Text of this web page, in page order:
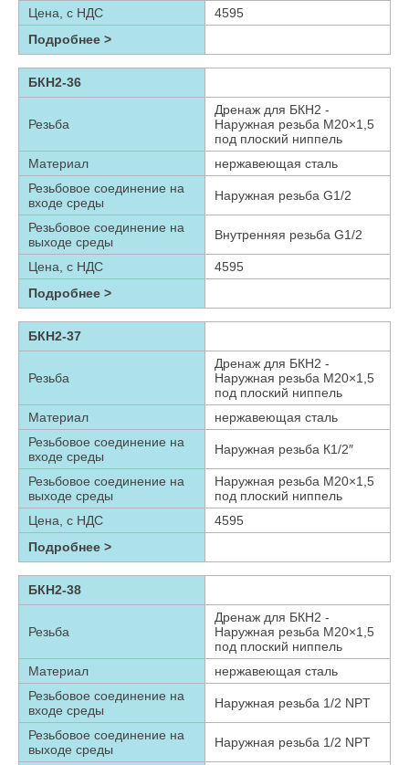
Цена, с НДС
4595
Подробнее >
БКН2-36
Резьба
Дренаж для БКН2 -
Наружная резьба М20×1,5
под плоский ниппель
Материал
нержавеющая сталь
Резьбовое соединение на
входе среды
Наружная резьба G1/2
Резьбовое соединение на
выходе среды
Внутренняя резьба G1/2
Цена, с НДС
4595
Подробнее >
БКН2-37
Резьба
Дренаж для БКН2 -
Наружная резьба М20×1,5
под плоский ниппель
Материал
нержавеющая сталь
Резьбовое соединение на
входе среды
Наружная резьба К1/2″
Резьбовое соединение на
выходе среды
Наружная резьба М20×1,5
под плоский ниппель
Цена, с НДС
4595
Подробнее >
БКН2-38
Резьба
Дренаж для БКН2 -
Наружная резьба М20×1,5
под плоский ниппель
Материал
нержавеющая сталь
Резьбовое соединение на
входе среды
Наружная резьба 1/2 NPT
Резьбовое соединение на
выходе среды
Наружная резьба 1/2 NPT